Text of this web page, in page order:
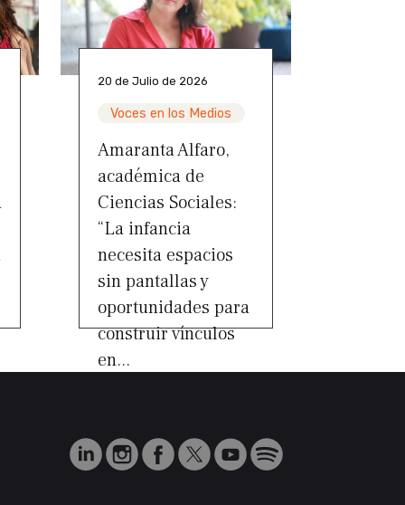
20 de Julio de 2026
Voces en los Medios
Amaranta Alfaro,
académica de
Ciencias Sociales:
“La infancia
necesita espacios
sin pantallas y
oportunidades para
construir vínculos
en...